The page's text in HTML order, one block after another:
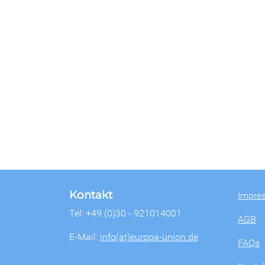
Kontakt
Tel: +49 (0)30 - 921014001
E-Mail: info(at)europa-union.de
AGB
FAQs